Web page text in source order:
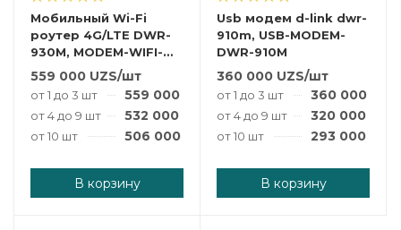
Мобильный Wi-Fi
роутер 4G/LTE DWR-
930M, MODEM-WIFI-
DWR-930M
559 000 UZS/шт
от 1 до 3 шт 559 000UZS /шт
от 4 до 9 шт 532 000UZS /шт
от 10 шт 506 000UZS /шт
В корзину
Usb модем d-link dwr-
910m, USB-MODEM-
DWR-910M
360 000 UZS/шт
от 1 до 3 шт 360 000UZS
от 4 до 9 шт 320 000UZS
от 10 шт 293 000UZS
В корзину